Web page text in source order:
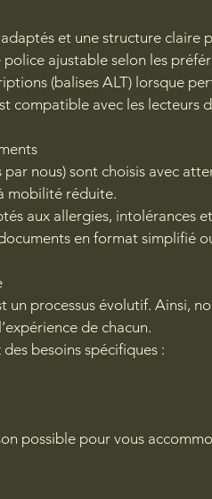
et une structure claire
ajustable selon les
(balises ALT) lorsque
compatible avec les lecteurs
nous) sont choisis avec
mobilité réduite.
aux allergies, intolérances
en format simplifié
un processus évolutif. Ainsi,
de chacun.
besoins spécifiques :
possible pour vous